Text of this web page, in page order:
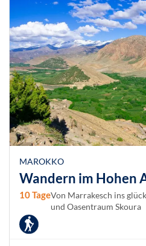
MAROKKO
Wandern im Hohen
10 TageVon Marrakesch ins
und Oasentraum Skoura